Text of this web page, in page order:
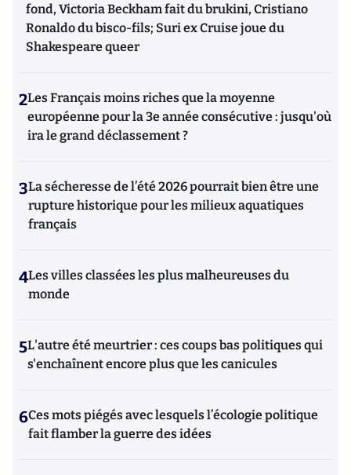
fond, Victoria Beckham fait du brukini, Cristiano
Ronaldo du bisco-fils; Suri ex Cruise joue du
Shakespeare queer
2Les Français moins riches que la moyenne
européenne pour la 3e année consécutive : jusqu'où
ira le grand déclassement ?
3La sécheresse de l’été 2026 pourrait bien être une
rupture historique pour les milieux aquatiques
français
4Les villes classées les plus malheureuses du
monde
5L'autre été meurtrier : ces coups bas politiques qui
s'enchaînent encore plus que les canicules
6Ces mots piégés avec lesquels l’écologie politique
fait flamber la guerre des idées